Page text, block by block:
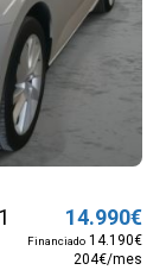
CV)14.990€
Financiado 14.190€
204€/mes